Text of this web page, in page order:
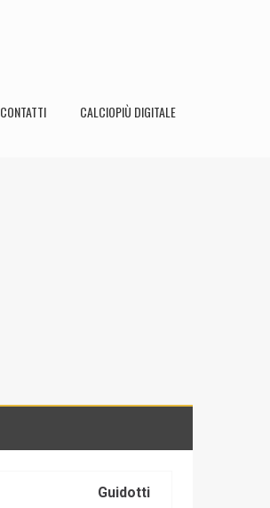
CONTATTI CALCIOPIÙ DIGITALE
Guidotti